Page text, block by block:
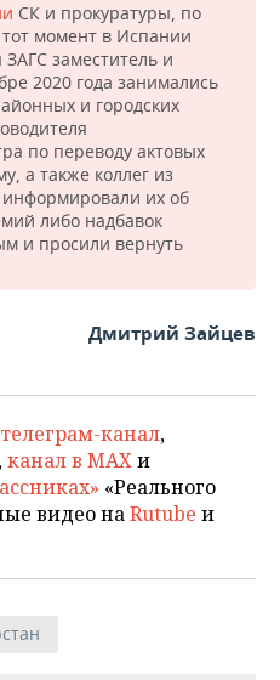
СК и прокуратуры, по
момент в Испании
заместитель и
2020 года занимались
и городских
по переводу актовых
а также коллег из
их об
либо надбавок
и просили вернуть
Дмитрий Зайцев
телеграм-канал,
,канал в MAXи
«Реального
видео наRutube и